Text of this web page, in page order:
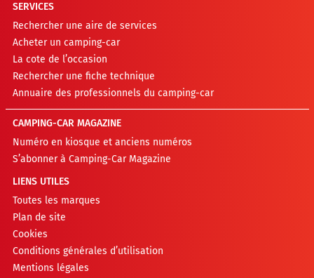
SERVICES
Rechercher une aire de services
Acheter un camping-car
La cote de l’occasion
Rechercher une fiche technique
Annuaire des professionnels du camping-car
CAMPING-CAR MAGAZINE
Numéro en kiosque et anciens numéros
S’abonner à Camping-Car Magazine
LIENS UTILES
Toutes les marques
Plan de site
Cookies
Conditions générales d’utilisation
Mentions légales